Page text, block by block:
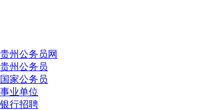
贵州公务员网
贵州公务员
国家公务员
事业单位
银行招聘